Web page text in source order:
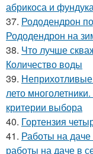
абрикоса и
37. Рододендрон
Рододендрон на
38. Что лучше
Количество воды
39.
лето
критерии выбора
40. Гортензия
41. Работы на
работы на даче в